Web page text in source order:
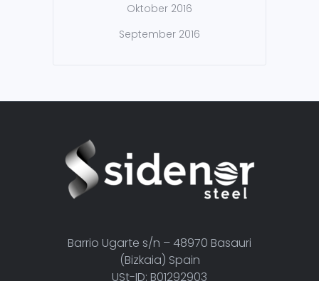
Oktober 2016
September 2016
Barrio Ugarte s/n – 48970 Basauri
(Bizkaia) Spain
USt-ID: B01292903